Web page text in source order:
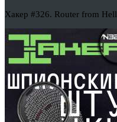
Хакер #326. Router from Hell